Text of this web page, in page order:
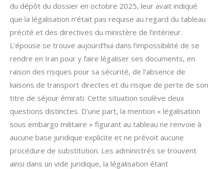
du dépôt du dossier en octobre 2025, leur avait indiqué
que la légalisation n’était pas requise au regard du tableau
précité et des directives du ministère de l’intérieur.
L’épouse se trouve aujourd’hui dans l’impossibilité de se
rendre en Iran pour y faire légaliser ses documents, en
raison des risques pour sa sécurité, de l’absence de
liaisons de transport directes et du risque de perte de son
titre de séjour émirati. Cette situation soulève deux
questions distinctes. D’une part, la mention « légalisation
sous embargo militaire » figurant au tableau ne renvoie à
aucune base juridique explicite et ne prévoit aucune
procédure de substitution. Les administrés se trouvent
ainsi dans un vide juridique, la légalisation étant